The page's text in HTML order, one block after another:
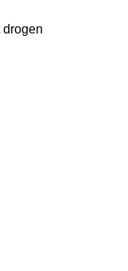
drogen